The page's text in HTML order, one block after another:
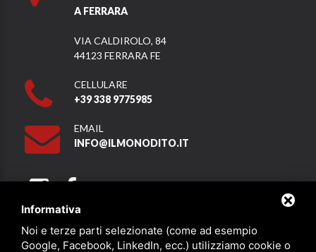
A FERRARA
VIA CALDIROLO, 84
44123 FERRARA FE
CELLULARE
+39 338 9775985
EMAIL
INFO@ILMONODITO.IT
Partner
Informativa
Noi e terze parti selezionate (come ad esempio
Google, Facebook, LinkedIn, ecc.) utilizziamo cookie o